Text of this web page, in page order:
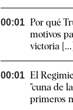
00:01 Por qué
motivos
victoria
00:01 El
"cuna de
primeros